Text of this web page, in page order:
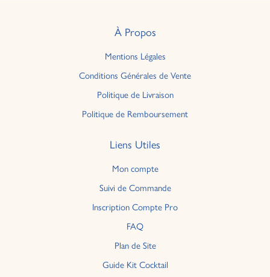
À Propos
Mentions Légales
Conditions Générales de Vente
Politique de Livraison
Politique de Remboursement
Liens Utiles
Mon compte
Suivi de Commande
Inscription Compte Pro
FAQ
Plan de Site
Guide Kit Cocktail